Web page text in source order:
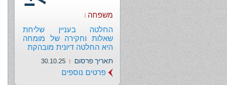
משפחה
החלטה בעניין שליחת
שאלות וחקירה של מומחה
היא החלטה דיונית מובהקת
תאריך פרסום 30.10.25
פרטים נוספים